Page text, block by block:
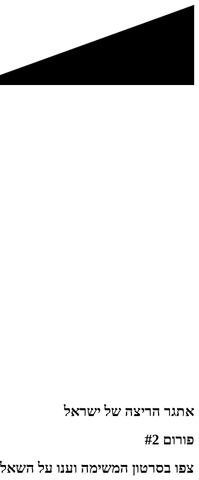
אתגר הריצה של ישראל
פורום #2
צפו בסרטון המשימה וענו על